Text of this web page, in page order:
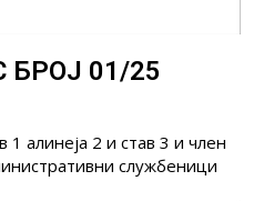
01/25
1 алинеја 2 и став 3 и член
службеници